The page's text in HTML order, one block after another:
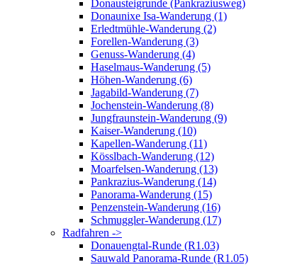
Donausteigrunde (Pankraziusweg)
Donaunixe Isa-Wanderung (1)
Erledtmühle-Wanderung (2)
Forellen-Wanderung (3)
Genuss-Wanderung (4)
Haselmaus-Wanderung (5)
Höhen-Wanderung (6)
Jagabild-Wanderung (7)
Jochenstein-Wanderung (8)
Jungfraunstein-Wanderung (9)
Kaiser-Wanderung (10)
Kapellen-Wanderung (11)
Kösslbach-Wanderung (12)
Moarfelsen-Wanderung (13)
Pankrazius-Wanderung (14)
Panorama-Wanderung (15)
Penzenstein-Wanderung (16)
Schmuggler-Wanderung (17)
Radfahren ->
Donauengtal-Runde (R1.03)
Sauwald Panorama-Runde (R1.05)